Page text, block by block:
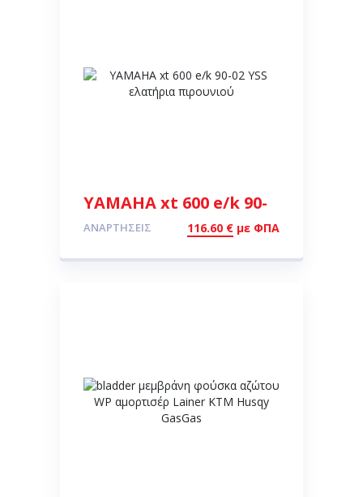
YAMAHA xt 600 e/k 90-
02 YSS ελατήρια
πιρουνιού
ΑΝΑΡΤΉΣΕΙΣ 116.60 € με ΦΠΑ